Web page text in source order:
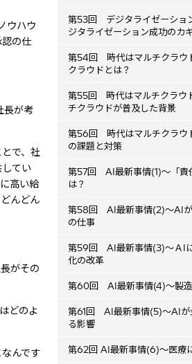
ウハウ
の仕
長が考
で、社
てい
高い給
んどん
がその
どのよ
んです
第53回 デジタライゼーショ
ジタライゼーション成功のカ
第54回 時代はマルチクラウ
クラウドとは？
第55回 時代はマルチクラウ
チクラウドが普及した背景
第56回 時代はマルチクラウ
の課題と対策
第57回 AI最新事情(1)～「責
は？
第58回 AI最新事情(2)～AIが
の仕事
第59回 AI最新事情(3)～ＡI
化の改革
第60回 AI最新事情(4)～製
第61回 AI最新事情(5)～AIが
る影響
第62回 AI最新事情(6)～医療